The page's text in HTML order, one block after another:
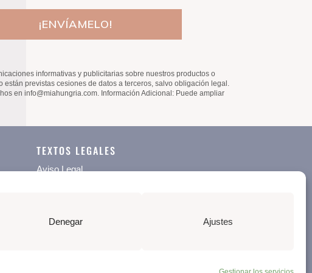
Denegar Ajustes
¡ENVÍAMELO!
informativas y publicitarias sobre nuestros productos o
previstas cesiones de datos a terceros, salvo obligación legal.
en info@miahungria.com. Información Adicional: Puede ampliar
TEXTOS LEGALES
Aviso Legal